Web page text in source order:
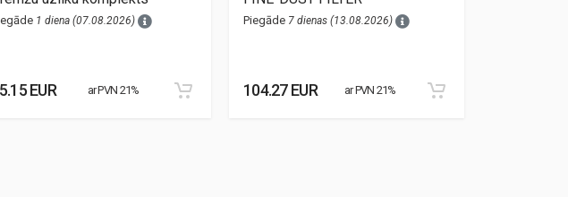
1 diena (07.08.2026)
EUR ar PVN 21%
Piegāde 7 dienas (13.08.2026)
104.27 EUR ar PVN 21%